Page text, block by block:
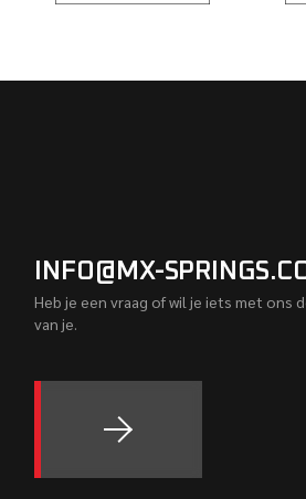
INFO@MX-
Heb je een vraag of wil je iets met ons
van je.